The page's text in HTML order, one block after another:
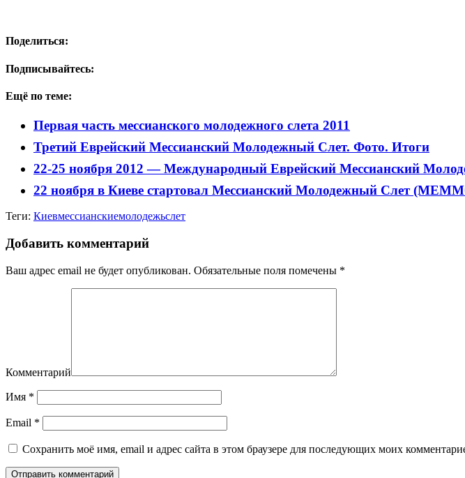
Поделиться:
Подписывайтесь:
Ещё по теме:
Первая часть мессианского молодежного слета 2011
Третий Еврейский Мессианский Молодежный Слет. Фото. Итоги
22-25 ноября 2012 — Международный Еврейский Мессианский
22 ноября в Киеве стартовал Мессианский Молодежный Слет
Теги: Киевмессианскиемолодежьслет
Добавить комментарий
Ваш адрес email не будет опубликован. Обязательные поля помечены *
Комментарий
Имя *
Email *
Сохранить моё имя, email и адрес сайта в этом браузере для последующих моих